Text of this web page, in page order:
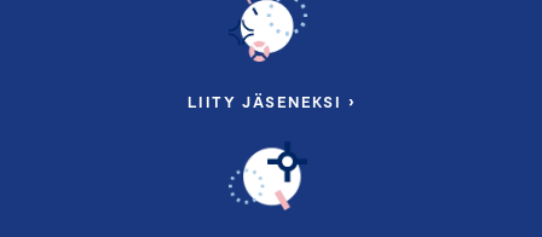
LIITY JÄSENEKSI ›